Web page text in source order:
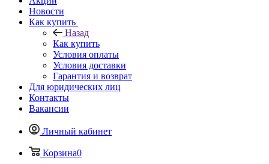
Новости
Как купить
Назад
Как купить
Условия оплаты
Условия доставки
Гарантия и возврат
Для юридических лиц
Контакты
Вакансии
Личный кабинет
Корзина0